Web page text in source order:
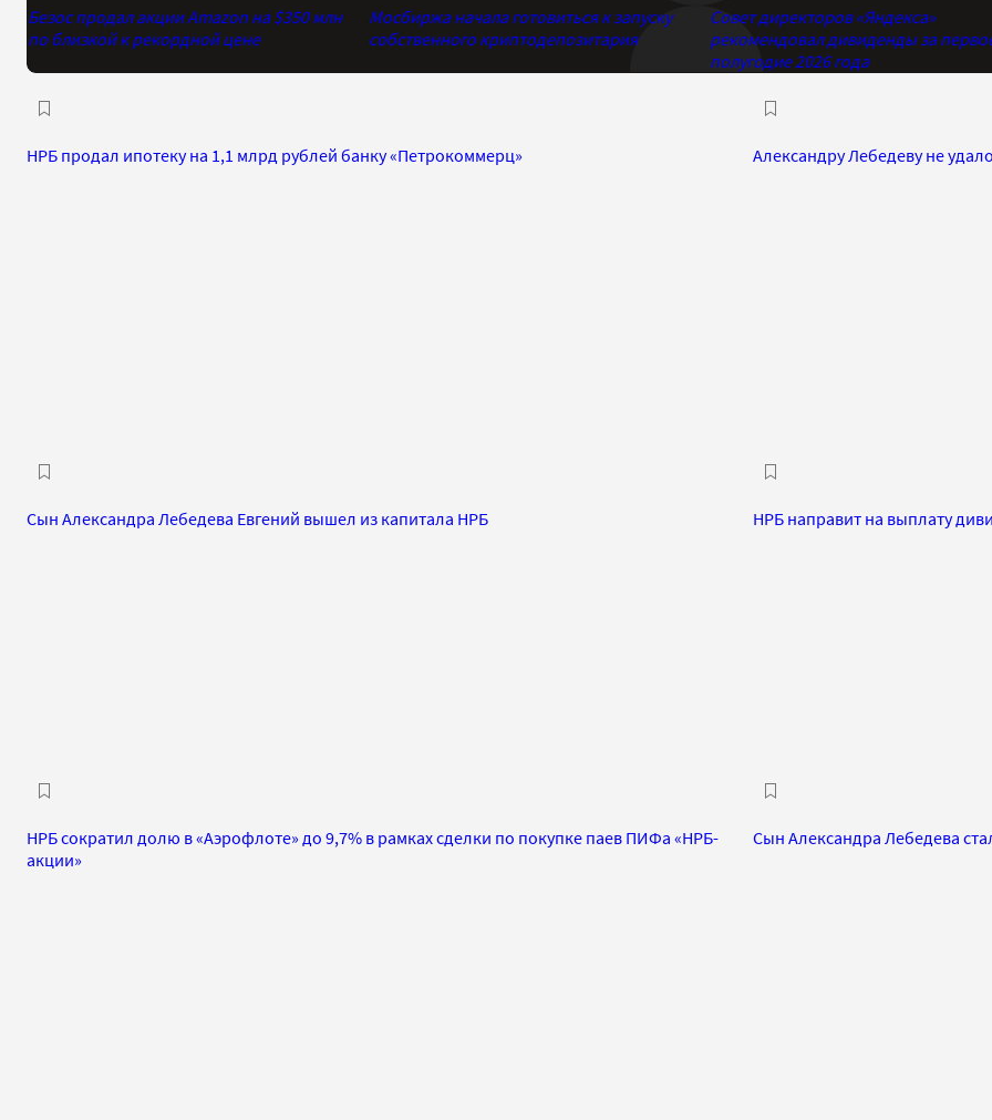
Безос продал акции Amazon на $350 млн
по близкой к рекордной цене
Мосбиржа начала готовиться к запуску
собственного криптодепозитария
Совет директоров «Яндекса»
рекомендовал дивиденды за
полугодие 2026 года
НРБ продал ипотеку на 1,1 млрд рублей банку «Петрокоммерц» Александру Лебедеву не
Сын Александра Лебедева Евгений вышел из капитала НРБ НРБ направит на выплату
НРБ сократил долю в «Аэрофлоте» до 9,7% в рамках сделки по покупке паев ПИФа «НРБ-
акции»
Сын Александра Лебедева